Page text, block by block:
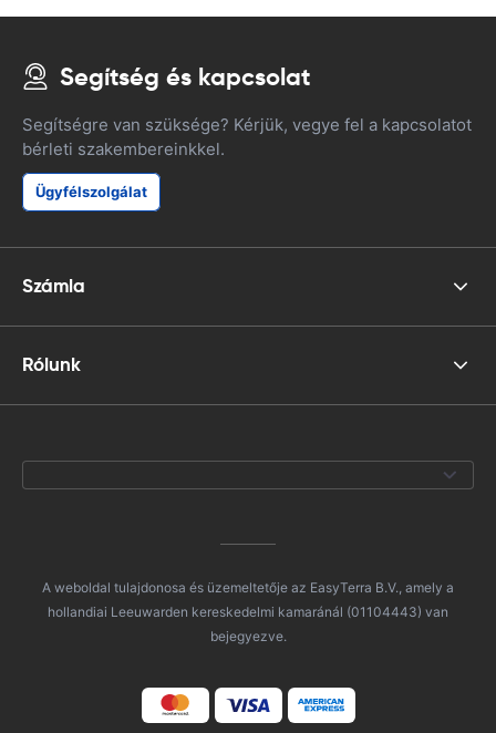
Segítség és kapcsolat
Segítségre van szüksége? Kérjük, vegye fel a kapcsolatot
bérleti szakembereinkkel.
Ügyfélszolgálat
Számla
Rólunk
A weboldal tulajdonosa és üzemeltetője az EasyTerra B.V., amely a
hollandiai Leeuwarden kereskedelmi kamaránál (01104443) van
bejegyezve.